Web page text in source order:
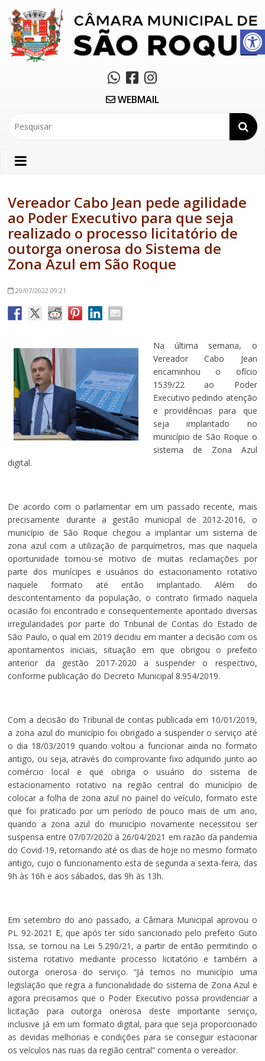
Abrir a barra de ferramentas
WEBMAIL
Vereador Cabo Jean pede agilidade
ao Poder Executivo para que seja
realizado o processo licitatório de
outorga onerosa do Sistema de
Zona Azul em São Roque
29/07/2022 09:21
Na última semana, o
Vereador Cabo Jean
encaminhou o ofício
1539/22 ao Poder
Executivo pedindo atenção
e providências para que
seja implantado no
município de São Roque o
sistema de Zona Azul
digital.
De acordo com o parlamentar em um passado recente, mais
precisamente durante a gestão municipal de 2012-2016, o
município de São Roque chegou a implantar um sistema de
zona azul com a utilização de parquímetros, mas que naquela
oportunidade tornou-se motivo de muitas reclamações por
parte dos munícipes e usuários do estacionamento rotativo
naquele formato até então implantado. Além do
descontentamento da população, o contrato firmado naquela
ocasião foi encontrado e consequentemente apontado diversas
irregularidades por parte do Tribunal de Contas do Estado de
São Paulo, o qual em 2019 decidiu em manter a decisão com os
apontamentos iniciais, situação em que obrigou o prefeito
anterior da gestão 2017-2020 a suspender o respectivo,
conforme publicação do Decreto Municipal 8.954/2019.
Com a decisão do Tribunal de contas publicada em 10/01/2019,
a zona azul do município foi obrigado a suspender o serviço até
o dia 18/03/2019 quando voltou a funcionar ainda no formato
antigo, ou seja, através do comprovante fixo adquirido junto ao
comércio local e que obriga o usuário do sistema de
estacionamento rotativo na região central do município de
colocar a folha de zona azul no painel do veículo, formato este
que foi praticado por um período de pouco mais de um ano,
quando a zona azul do município novamente necessitou ser
suspensa entre 07/07/2020 à 26/04/2021 em razão da pandemia
do Covid-19, retornando até os dias de hoje no mesmo formato
antigo, cujo o funcionamento esta de segunda a sexta-feira, das
9h às 16h e aos sábados, das 9h às 13h.
Em setembro do ano passado, a Câmara Municipal aprovou o
PL 92-2021 E, que após ter sido sancionado pelo prefeito Guto
Issa, se tornou na Lei 5.290/21, a partir de então permitindo o
sistema rotativo mediante processo licitatório e também a
outorga onerosa do serviço. “Já temos no município uma
legislação que regra a funcionalidade do sistema de Zona Azul e
agora precisamos que o Poder Executivo possa providenciar a
licitação para outorga onerosa deste importante serviço,
inclusive já em um formato digital, para que seja proporcionado
as devidas melhorias e condições para se conseguir estacionar
os veículos nas ruas da região central” comenta o vereador.